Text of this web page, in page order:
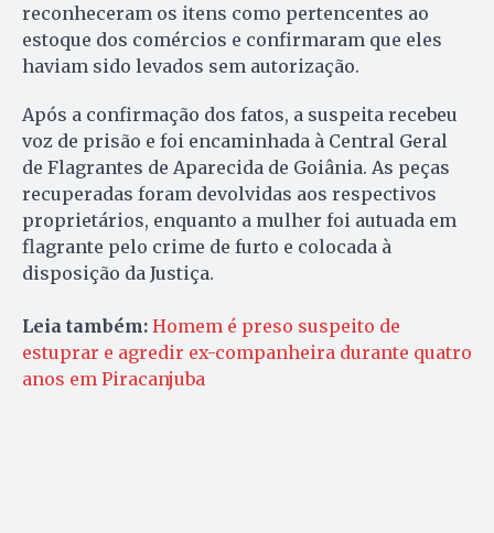
reconheceram os itens como pertencentes ao
estoque dos comércios e confirmaram que eles
haviam sido levados sem autorização.
Após a confirmação dos fatos, a suspeita recebeu
voz de prisão e foi encaminhada à Central Geral
de Flagrantes de Aparecida de Goiânia. As peças
recuperadas foram devolvidas aos respectivos
proprietários, enquanto a mulher foi autuada em
flagrante pelo crime de furto e colocada à
disposição da Justiça.
Leia também: Homem é preso suspeito de
estuprar e agredir ex-companheira durante quatro
anos em Piracanjuba